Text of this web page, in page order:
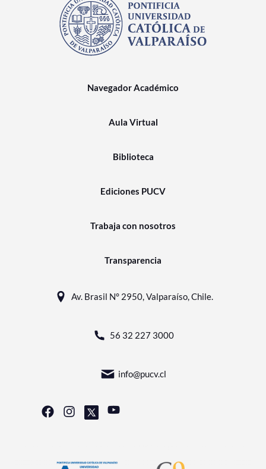
Navegador Académico
Aula Virtual
Biblioteca
Ediciones PUCV
Trabaja con nosotros
Transparencia
Av. Brasil N° 2950, Valparaíso, Chile.
56 32 227 3000
info@pucv.cl